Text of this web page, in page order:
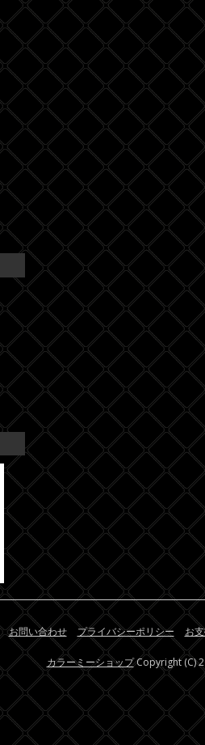
お問い合わせ プライバシーポリシー お
カラーミーショップCopyright (C)